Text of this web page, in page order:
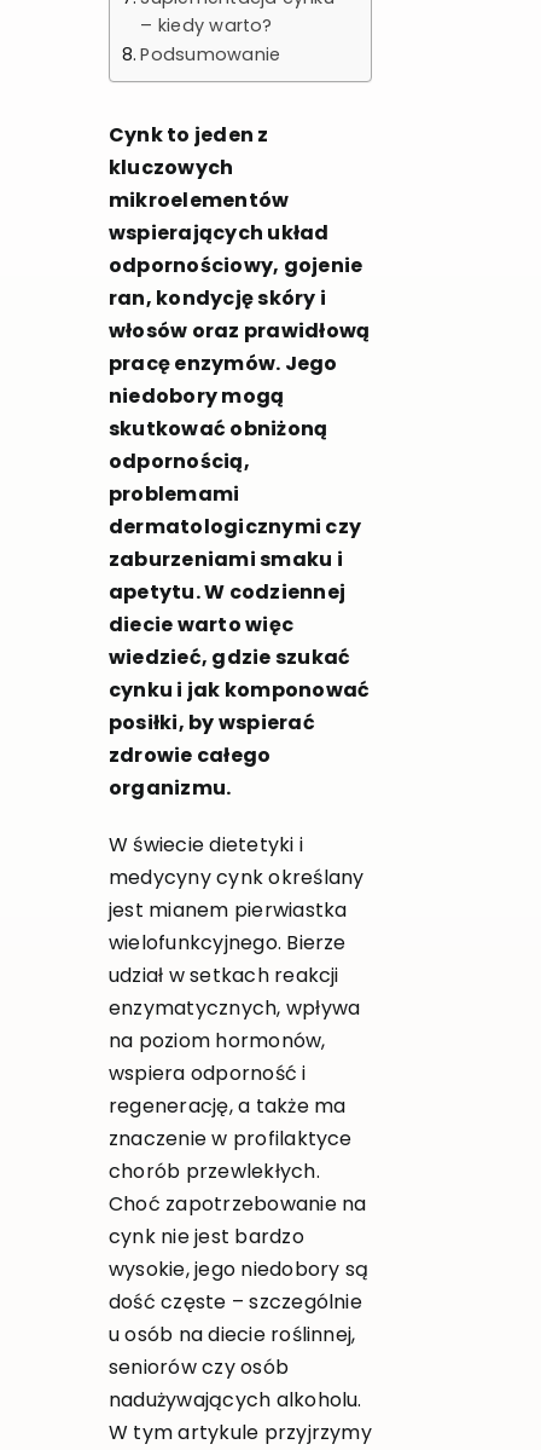
– kiedy warto?
Podsumowanie
Cynk to jeden z
kluczowych
mikroelementów
wspierających układ
odpornościowy, gojenie
ran, kondycję skóry i
włosów oraz prawidłową
pracę enzymów. Jego
niedobory mogą
skutkować obniżoną
odpornością,
problemami
dermatologicznymi czy
zaburzeniami smaku i
apetytu. W codziennej
diecie warto więc
wiedzieć, gdzie szukać
cynku i jak komponować
posiłki, by wspierać
zdrowie całego
organizmu.
W świecie dietetyki i
medycyny cynk określany
jest mianem pierwiastka
wielofunkcyjnego. Bierze
udział w setkach reakcji
enzymatycznych, wpływa
na poziom hormonów,
wspiera odporność i
regenerację, a także ma
znaczenie w profilaktyce
chorób przewlekłych.
Choć zapotrzebowanie na
cynk nie jest bardzo
wysokie, jego niedobory są
dość częste – szczególnie
u osób na diecie roślinnej,
seniorów czy osób
nadużywających alkoholu.
W tym artykule przyjrzymy